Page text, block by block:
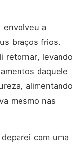
envolveu a
braços frios.
retornar, levando
daquele
alimentando
mesmo nas
com uma